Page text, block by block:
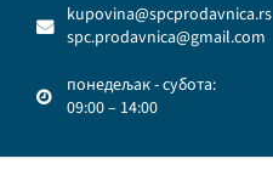
kupovina@spcprodavnica.rs
spc.prodavnica@gmail.com
понедељак - субота:
09:00 – 14:00